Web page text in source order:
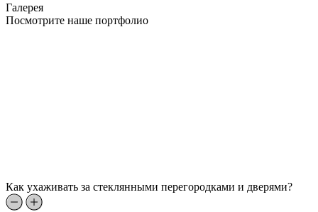
Галерея
Посмотрите наше портфолио
Как ухаживать за стеклянными перегородками и дверями?